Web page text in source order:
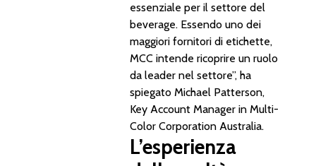
essenziale per il settore del
beverage. Essendo uno dei
maggiori fornitori di etichette,
MCC intende ricoprire un ruolo
da leader nel settore”, ha
spiegato Michael Patterson,
Key Account Manager in Multi-
Color Corporation Australia.
L’esperienza